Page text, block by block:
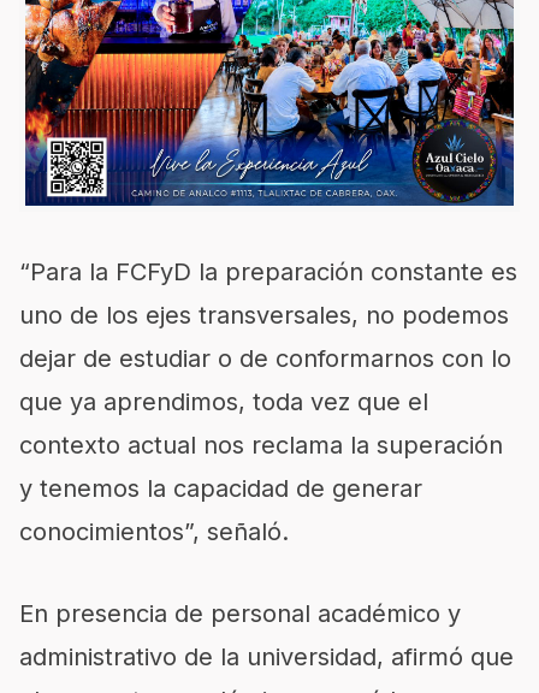
“Para la FCFyD la preparación constante es
uno de los ejes transversales, no podemos
dejar de estudiar o de conformarnos con lo
que ya aprendimos, toda vez que el
contexto actual nos reclama la superación
y tenemos la capacidad de generar
conocimientos”, señaló.
En presencia de personal académico y
administrativo de la universidad, afirmó que